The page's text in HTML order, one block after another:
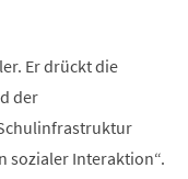
Er drückt die
der
sozialer Interaktion“.